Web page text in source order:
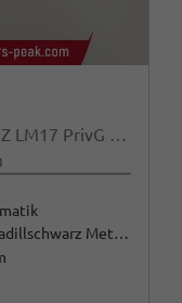
LIFE eTSI neuMod AHK 5JGar SHZ LM17 PrivG Kam
Grenadillschwarz Metallic